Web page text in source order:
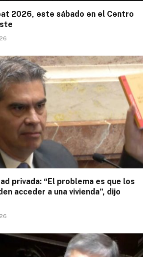
2026, este sábado en el Centro
privada: “El problema es que los
acceder a una vivienda”, dijo